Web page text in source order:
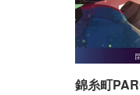
錦糸町